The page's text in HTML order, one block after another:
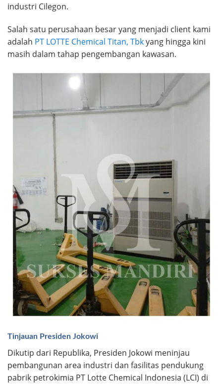
industri Cilegon.
Salah satu perusahaan besar yang menjadi client kami
adalah PT LOTTE Chemical Titan, Tbkyang hingga kini
masih dalam tahap pengembangan kawasan.
Tinjauan Presiden Jokowi
Dikutip dari Republika, Presiden Jokowi meninjau
pembangunan area industri dan fasilitas pendukung
pabrik petrokimia PT Lotte Chemical Indonesia (LCI) di